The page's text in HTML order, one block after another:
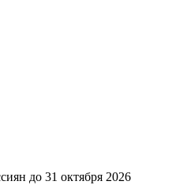
до 31 октября 2026